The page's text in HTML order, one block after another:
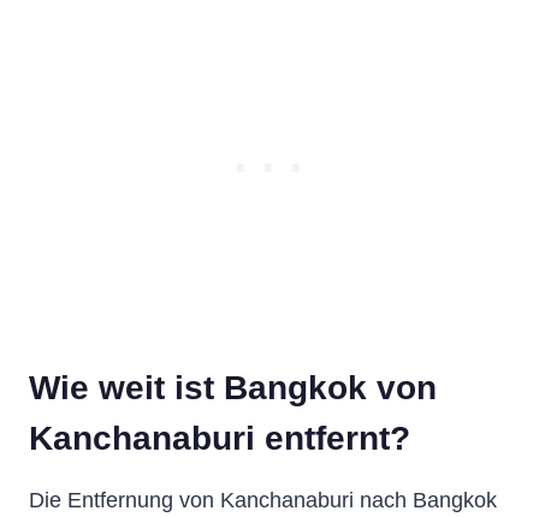
Wie weit ist Bangkok von
Kanchanaburi entfernt?
Die Entfernung von Kanchanaburi nach Bangkok